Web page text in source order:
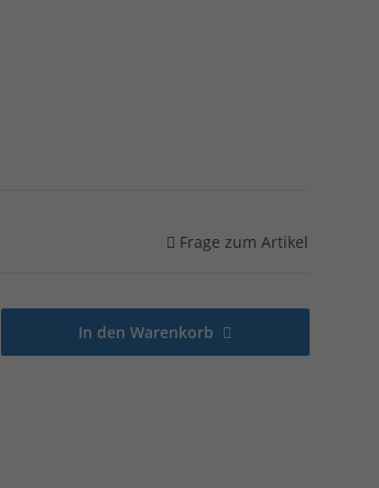
Frage zum Artikel
In den Warenkorb